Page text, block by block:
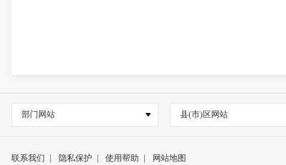
部门网站 县(市)区网站
联系我们 隐私保护 使用帮助 网站地图